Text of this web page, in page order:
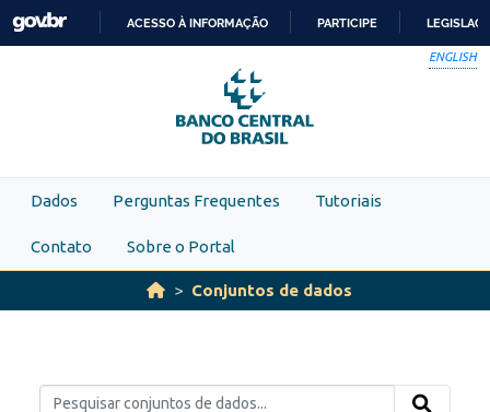
Skip to main content
PARA
O
CONTEÚDO
ACESSO À INFORMAÇÃO PARTICIPE
ENGLISH
Dados Perguntas Frequentes Tutoriais
Contato Sobre o Portal
Conjuntos de dados